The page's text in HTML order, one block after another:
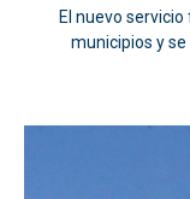
El nuevo
municipios y